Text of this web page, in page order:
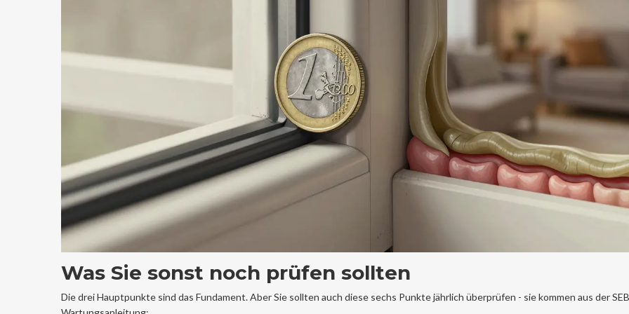
Was Sie sonst noch prüfen sollten
Die drei Hauptpunkte sind das Fundament. Aber Sie sollten auch diese sechs Punkte jährlich überprüfen - sie kommen aus der